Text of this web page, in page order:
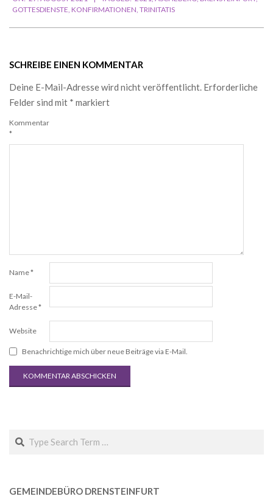
08-
GOTTESDIENSTE KONFIRMATIONEN TRINITATIS
SCHREIBE EINEN KOMMENTAR
Deine E-Mail-Adresse wird nicht veröffentlicht. Erforderliche
Felder sind mit * markiert
Kommentar
*
Name*
E-Mail-
Adresse*
Website
Benachrichtige mich über neue Beiträge via E-Mail.
GEMEINDEBÜRO DRENSTEINFURT